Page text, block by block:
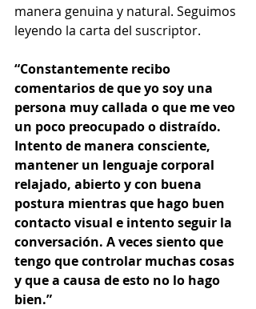
manera genuina y natural. Seguimos
leyendo la carta del suscriptor.
“Constantemente recibo
comentarios de que yo soy una
persona muy callada o que me veo
un poco preocupado o distraído.
Intento de manera consciente,
mantener un lenguaje corporal
relajado, abierto y con buena
postura mientras que hago buen
contacto visual e intento seguir la
conversación. A veces siento que
tengo que controlar muchas cosas
y que a causa de esto no lo hago
bien.”